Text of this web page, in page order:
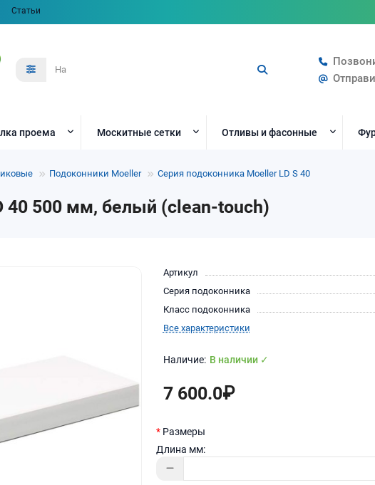
Статьи
проема Москитные сетки Отливы и фасонные
Подоконники Moeller Серия подоконника Moeller LD S 40
40 500 мм, белый (clean-touch)
Артикул
Серия подоконника
Класс подоконника
Все характеристики
В наличии ✓
7 600.0₽
Размеры
Длина мм: